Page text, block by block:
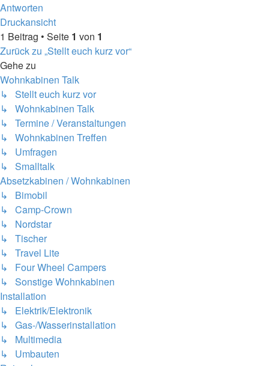
Antworten
Druckansicht
1 Beitrag • Seite 1 von 1
Zurück zu „Stellt euch kurz vor“
Gehe zu
Wohnkabinen Talk
↳ Stellt euch kurz vor
↳ Wohnkabinen Talk
↳ Termine / Veranstaltungen
↳ Wohnkabinen Treffen
↳ Umfragen
↳ Smalltalk
Absetzkabinen / Wohnkabinen
↳ Bimobil
↳ Camp-Crown
↳ Nordstar
↳ Tischer
↳ Travel Lite
↳ Four Wheel Campers
↳ Sonstige Wohnkabinen
Installation
↳ Elektrik/Elektronik
↳ Gas-/Wasserinstallation
↳ Multimedia
↳ Umbauten